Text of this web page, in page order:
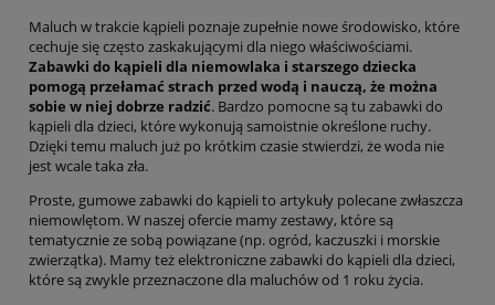
Maluch w trakcie kąpieli poznaje zupełnie nowe środowisko, które
cechuje się często zaskakującymi dla niego właściwościami.
Zabawki do kąpieli dla niemowlaka i starszego dziecka
pomogą przełamać strach przed wodą i nauczą, że można
sobie w niej dobrze radzić. Bardzo pomocne są tu zabawki do
kąpieli dla dzieci, które wykonują samoistnie określone ruchy.
Dzięki temu maluch już po krótkim czasie stwierdzi, że woda nie
jest wcale taka zła.
Proste, gumowe zabawki do kąpieli to artykuły polecane zwłaszcza
niemowlętom. W naszej ofercie mamy zestawy, które są
tematycznie ze sobą powiązane (np. ogród, kaczuszki i morskie
zwierzątka). Mamy też elektroniczne zabawki do kąpieli dla dzieci,
które są zwykle przeznaczone dla maluchów od 1 roku życia.